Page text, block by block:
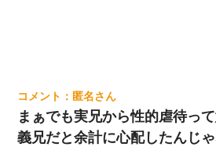
匿名
まぁでも実兄から性的虐待っ
義兄だと余計に心配したんじゃ